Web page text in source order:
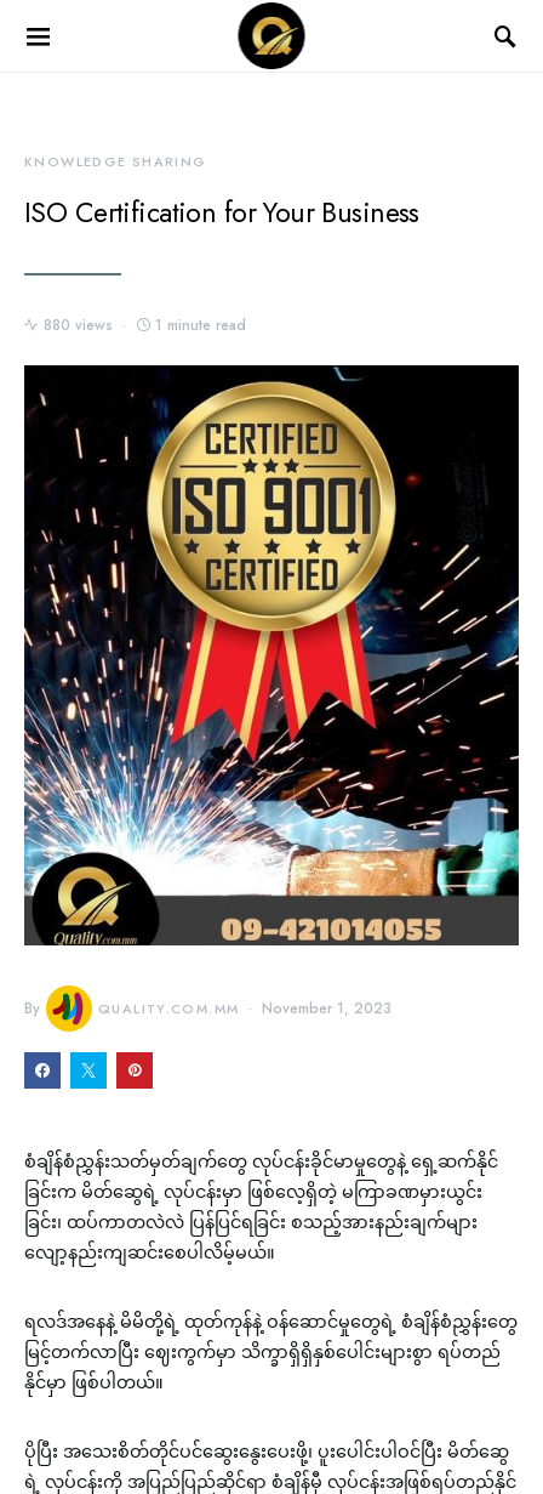
KNOWLEDGE SHARING
ISO Certification for Your Business
880 views 1 minute read
By QUALITY.COM.MM November 1, 2023
စံချိန်စံညွှန်းသတ်မှတ်ချက်တွေ လုပ်ငန်းခိုင်မာမှုတွေနဲ့ ရှေ့ဆက်နိုင်
ခြင်း​က မိတ်ဆွေရဲ့ လုပ်ငန်းမှာ ဖြစ်လေ့ရှိတဲ့ မကြာခဏမှားယွင်း
ခြင်း၊ ထပ်ကာတလဲလဲ ပြန်ပြင်ရခြင်း စသည့်အားနည်းချက်များ
လျော့နည်းကျဆင်းစေပါလိမ့်မယ်။
ရလဒ်အနေနဲ့ မိမိတို့ရဲ့ ထုတ်ကုန်နဲ့ ဝန်ဆောင်မှုတွေရဲ့ စံချိန်စံညွှန်းတွေ
မြင့်တက်လာပြီး ဈေးကွက်မှာ သိက္ခာရှိရှိနှစ်ပေါင်းများစွာ ရပ်တည်
နိုင်မှာ ဖြစ်ပါတယ်။
ပိုပြီး အသေးစိတ်တိုင်ပင်ဆွေးနွေးပေးဖို့၊ ပူးပေါင်းပါဝင်ပြီး မိတ်ဆွေ
ရဲ့ လုပ်ငန်းကို အပြည်ပြည်ဆိုင်ရာ စံချိန်မှီ လုပ်ငန်းအဖြစ်ရပ်တည်နိုင်